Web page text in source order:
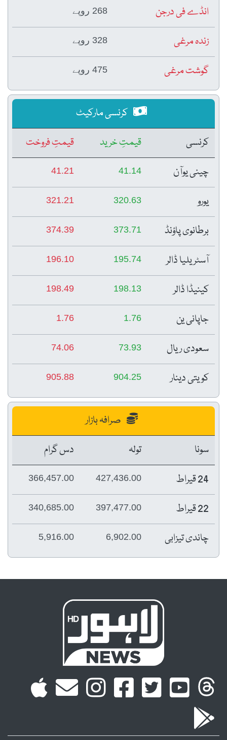
انڈے فی درجن
268 روپے
زندہ مرغی 328 روپے
گوشت مرغی 475 روپے
کرنسی مارکیٹ
کرنسی
قیمتِ خرید
قیمتِ فروخت
چینی یوآن
41.14
41.21
یورو 320.63
321.21
برطانوی پاؤنڈ 373.71
374.39
آسٹریلیا ڈالر 195.74
196.10
کینیڈا ڈالر 198.13
198.49
جاپانی ین 1.76
1.76
سعودی ریال 73.93
74.06
کویتی دینار 904.25
905.88
صرافہ بازار
سونا
تولہ
دس گرام
24 قیراط
427,436.00
366,457.00
22 قیراط 397,477.00
340,685.00
چاندی تیزابی 6,902.00
5,916.00